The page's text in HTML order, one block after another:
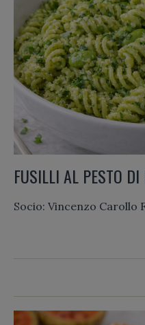
FUSILLI AL PESTO DI
Socio: Vincenzo Carollo